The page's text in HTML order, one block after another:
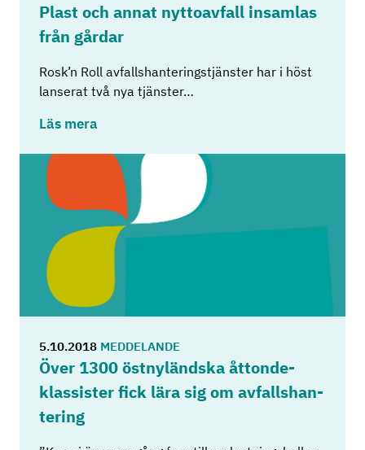
Plast och annat nyt­to­av­fall in­sam­las
från går­dar
Rosk’n Roll avfallshanteringstjänster har i höst
lanserat två nya tjänster…
Läs mera
5.10.2018 MEDDELANDE
Över 1300 öst­ny­länds­ka åt­ton­de­
klas­sis­ter fick lära sig om av­falls­han­
te­ring